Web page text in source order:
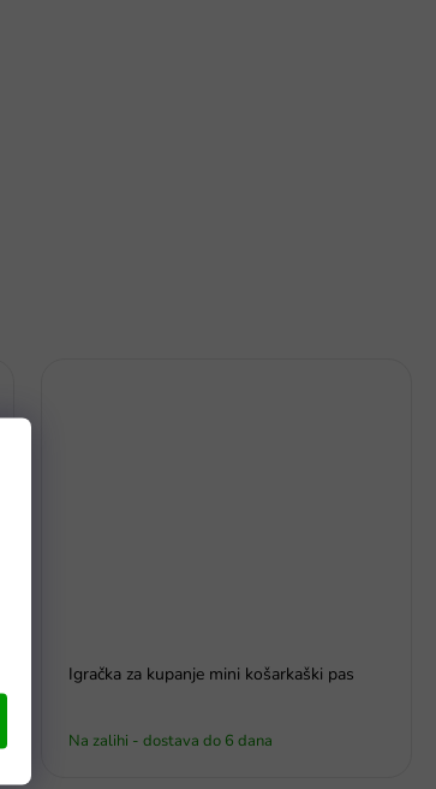
Igračka za kupanje mini košarkaški pas
Na zalihi - dostava do 6 dana